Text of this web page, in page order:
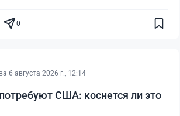
0
·6 августа 2026 г., 12:14
США: коснется ли это